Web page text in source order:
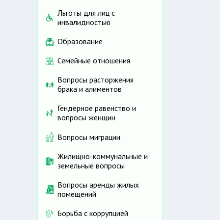
Льготы для лиц с
инвалидностью
Образование
Семейные отношения
Вопросы расторжения
брака и алиментов
Гендерное равенство и
вопросы женщин
Вопросы миграции
Жилищно-коммунальные и
земельные вопросы
Вопросы аренды жилых
помещений
Борьба с коррупцией